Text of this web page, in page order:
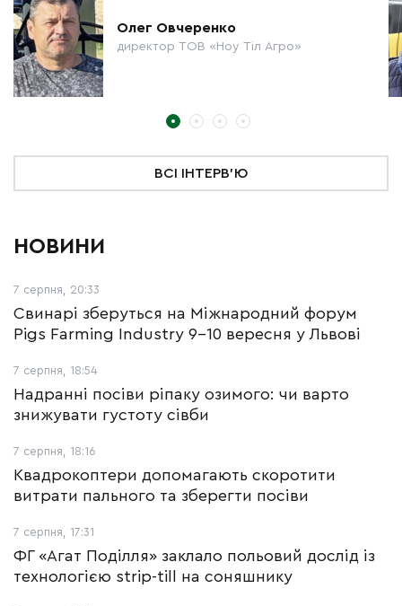
Олег Овчеренко
директор ТОВ «Ноу Тіл Агро»
ВСІ ІНТЕРВ'Ю
НОВИНИ
7 серпня, 20:33
Свинарі зберуться на Міжнародний форум
Pigs Farming Industry 9-10 вересня у Львові
7 серпня, 18:54
Надранні посіви ріпаку озимого: чи варто
знижувати густоту сівби
7 серпня, 18:16
Квадрокоптери допомагають скоротити
витрати пального та зберегти посіви
7 серпня, 17:31
ФГ «Агат Поділля» заклало польовий дослід із
технологією strip-till на соняшнику